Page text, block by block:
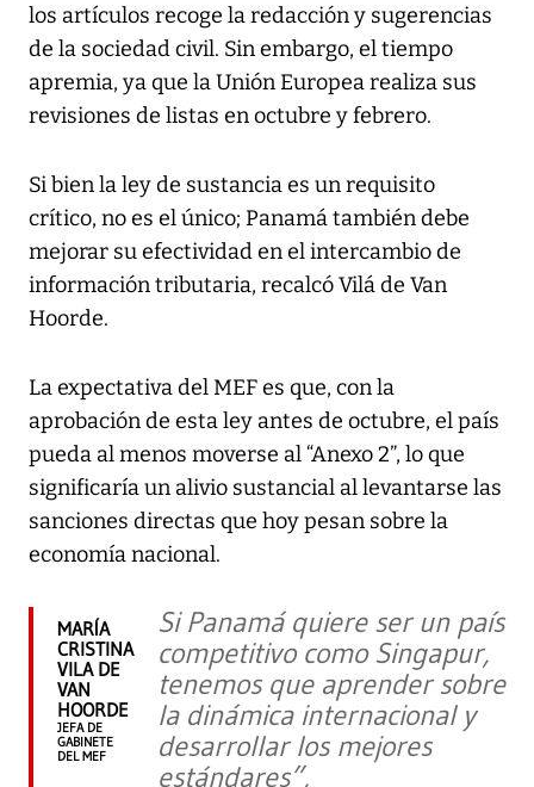
los artículos recoge la redacción y sugerencias
de la sociedad civil. Sin embargo, el tiempo
apremia, ya que la Unión Europea realiza sus
revisiones de listas en octubre y febrero.
Si bien la ley de sustancia es un requisito
crítico, no es el único; Panamá también debe
mejorar su efectividad en el intercambio de
información tributaria, recalcó Vilá de Van
Hoorde.
La expectativa del MEF es que, con la
aprobación de esta ley antes de octubre, el país
pueda al menos moverse al “Anexo 2”, lo que
significaría un alivio sustancial al levantarse las
sanciones directas que hoy pesan sobre la
economía nacional.
MARÍA
CRISTINA
VILA DE
VAN
HOORDE
JEFA DE
GABINETE
DEL MEF
Si Panamá quiere ser un país
competitivo como Singapur,
tenemos que aprender sobre
la dinámica internacional y
desarrollar los mejores
estándares”,